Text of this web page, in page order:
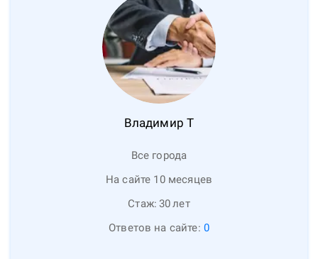
Владимир Т
Все города
На сайте 10 месяцев
Стаж: 30лет
Ответов на сайте: 0